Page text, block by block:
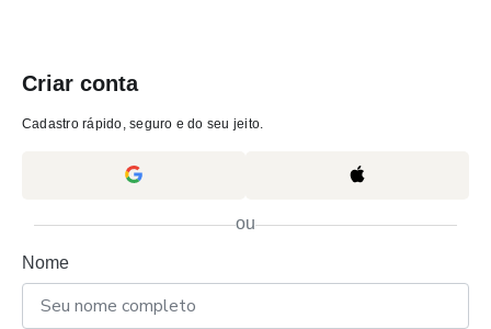
Criar conta
Cadastro rápido, seguro e do seu jeito.
ou
Nome